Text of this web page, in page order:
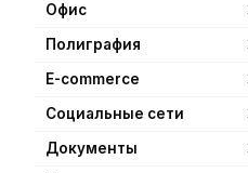
Офис
Полиграфия
E-commerce
Социальные сети
Документы